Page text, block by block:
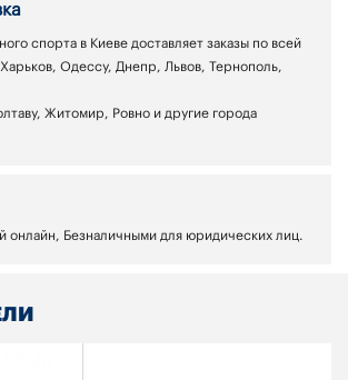
спорта в Киеве доставляет заказы по всей
Одессу, Днепр, Львов, Тернополь,
Житомир, Ровно и другие города
онлайн, Безналичными для юридических лиц.